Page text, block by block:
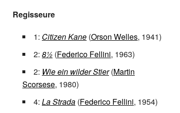
Regisseure
1: Citizen Kane (Orson Welles, 1941)
2: 8½ (Federico Fellini, 1963)
2: Wie ein wilder Stier(Martin
Scorsese, 1980)
4: La Strada (Federico Fellini, 1954)